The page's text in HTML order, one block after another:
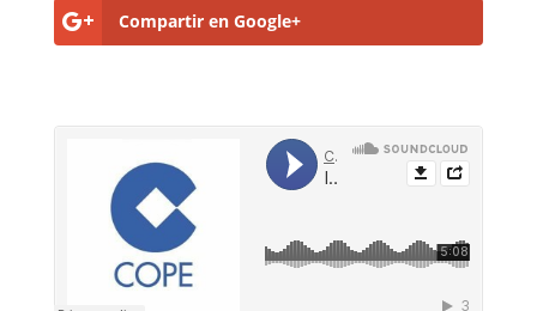
Compartir en Google+